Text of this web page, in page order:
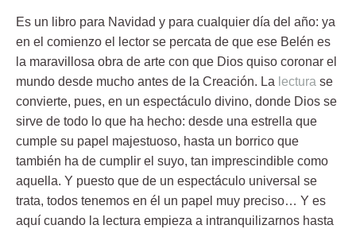
Es un libro para Navidad y para cualquier día del año: ya
en el comienzo el lector se percata de que ese Belén es
la maravillosa obra de arte con que Dios quiso coronar el
mundo desde mucho antes de la Creación. La lectura se
convierte, pues, en un espectáculo divino, donde Dios se
sirve de todo lo que ha hecho: desde una estrella que
cumple su papel majestuoso, hasta un borrico que
también ha de cumplir el suyo, tan imprescindible como
aquella. Y puesto que de un espectáculo universal se
trata, todos tenemos en él un papel muy preciso… Y es
aquí cuando la lectura empieza a intranquilizarnos hasta